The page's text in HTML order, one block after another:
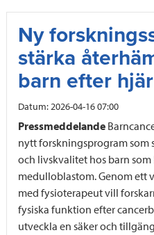
Ny
stärka
barn efter
Datum:2026-04-16 07:00
Pressmeddelande
nytt forskningsprogram som
och livskvalitet hos barn
medulloblastom. Genom ett
med fysioterapeut vill
fysiska funktion efter
utveckla en säker och